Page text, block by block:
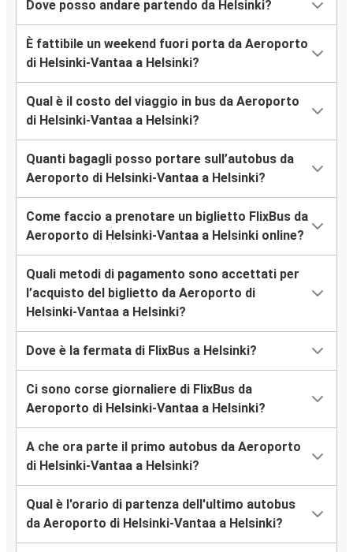
Dove posso andare partendo da Helsinki?
È fattibile un weekend fuori porta da Aeroporto
di Helsinki-Vantaa a Helsinki?
Qual è il costo del viaggio in bus da Aeroporto
di Helsinki-Vantaa a Helsinki?
Quanti bagagli posso portare sull’autobus da
Aeroporto di Helsinki-Vantaa a Helsinki?
Come faccio a prenotare un biglietto FlixBus da
Aeroporto di Helsinki-Vantaa a Helsinki online?
Quali metodi di pagamento sono accettati per
l’acquisto del biglietto da Aeroporto di
Helsinki-Vantaa a Helsinki?
Dove è la fermata di FlixBus a Helsinki?
Ci sono corse giornaliere di FlixBus da
Aeroporto di Helsinki-Vantaa a Helsinki?
A che ora parte il primo autobus da Aeroporto
di Helsinki-Vantaa a Helsinki?
Qual è l'orario di partenza dell'ultimo autobus
da Aeroporto di Helsinki-Vantaa a Helsinki?